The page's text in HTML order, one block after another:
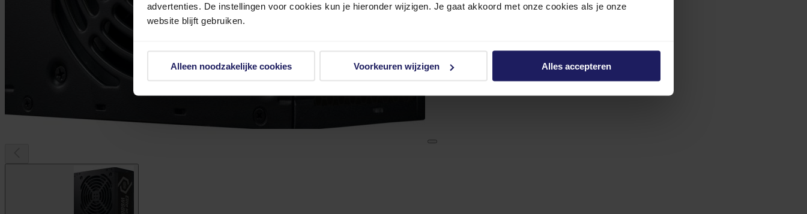
advertenties. De instellingen voor cookies kun je hieronder wijzigen. Je gaat akkoord met onze cookies als je onze
website blijft gebruiken.
Alleen noodzakelijke cookies Voorkeuren wijzigen Alles accepteren